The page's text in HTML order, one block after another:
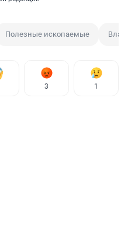
Полезные ископаемые
3 1